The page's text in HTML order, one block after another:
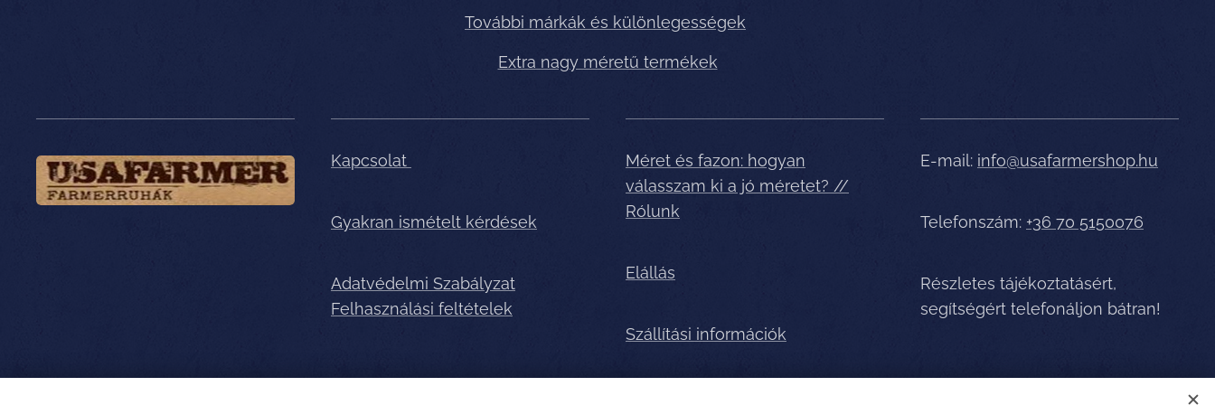
További márkák és különlegességek
Extra nagy méretű termékek
Kapcsolat
Gyakran ismételt kérdések
Adatvédelmi Szabályzat
Felhasználási feltételek
Méret és fazon: hogyan
válasszam ki a jó méretet? //
Rólunk
Elállás
Szállítási információk
E-mail: info@usafarmershop.hu
Telefonszám: +36 70 5150076
Részletes tájékoztatásért,
segítségért telefonáljon bátran!